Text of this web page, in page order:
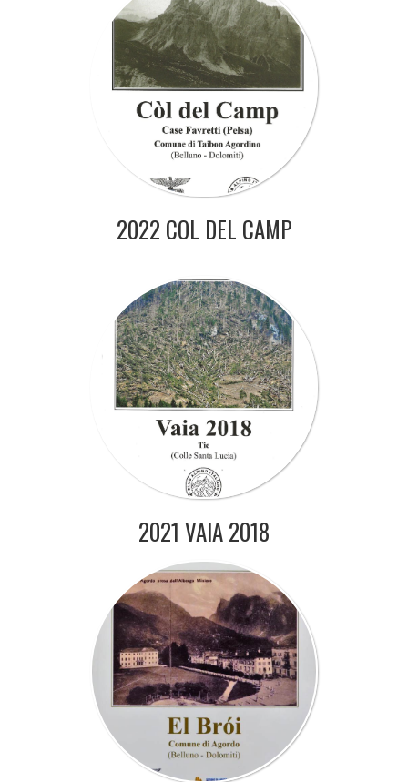
2022 COL DEL CAMP
2021 VAIA 2018